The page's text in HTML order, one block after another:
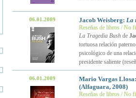
06.01.2009 Jacob Weisberg: La
Reseñas de libros / No
La Tragedia Bushde
tortuosa relación
psicológico de una
presidente saliente
06.01.2009
Mario Vargas
(Alfaguara, 2008)
Reseñas de libros / No